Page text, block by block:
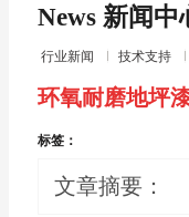
News 新闻中
行业新闻 技术支持
环氧耐磨地坪
标签：
文章摘要：